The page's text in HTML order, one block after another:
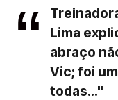
Lima
abraço
Vic; foi
todas..."